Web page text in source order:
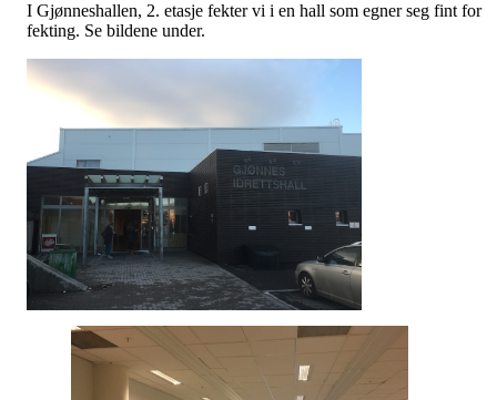
I Gjønneshallen, 2. etasje fekter vi i en hall som egner seg fint for
fekting. Se bildene under.